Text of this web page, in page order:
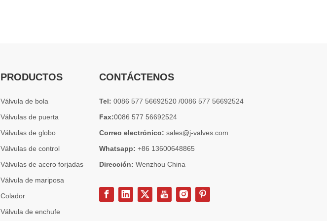
Las válvulas de compuerta son una de las válvulas de
PRODUCTOS
Válvula de bola
Válvulas de puerta
Válvulas de globo
Válvulas de control
Válvulas de acero forjadas
Válvula de mariposa
Colador
Válvula de enchufe
CONTÁCTENOS
Tel: 0086 577 56692520 /0086 577 56692524
Fax:0086 577 56692524
Correo electrónico: sales@j-valves.com
Whatsapp: +86 13600648865
Dirección: Wenzhou China